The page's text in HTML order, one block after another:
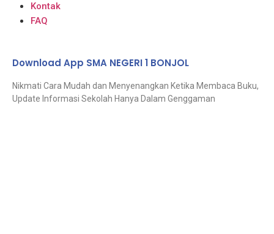
Kontak
FAQ
Download App SMA NEGERI 1 BONJOL
Nikmati Cara Mudah dan Menyenangkan Ketika Membaca Buku,
Update Informasi Sekolah Hanya Dalam Genggaman